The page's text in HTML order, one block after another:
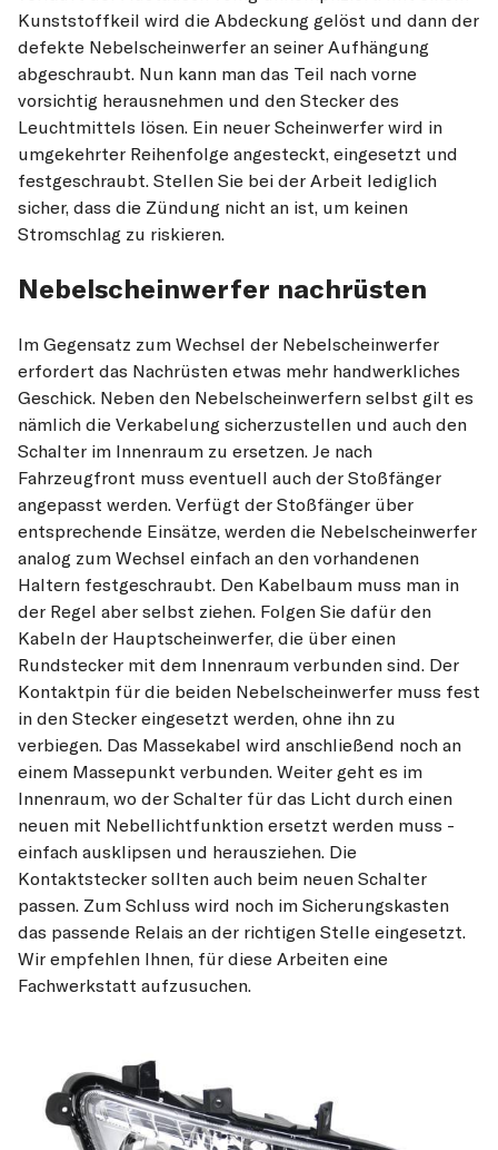
Kunststoffkeil wird die Abdeckung gelöst und dann der
defekte Nebelscheinwerfer an seiner Aufhängung
abgeschraubt. Nun kann man das Teil nach vorne
vorsichtig herausnehmen und den Stecker des
Leuchtmittels lösen. Ein neuer Scheinwerfer wird in
umgekehrter Reihenfolge angesteckt, eingesetzt und
festgeschraubt. Stellen Sie bei der Arbeit lediglich
sicher, dass die Zündung nicht an ist, um keinen
Stromschlag zu riskieren.
Nebelscheinwerfer nachrüsten
Im Gegensatz zum Wechsel der Nebelscheinwerfer
erfordert das Nachrüsten etwas mehr handwerkliches
Geschick. Neben den Nebelscheinwerfern selbst gilt es
nämlich die Verkabelung sicherzustellen und auch den
Schalter im Innenraum zu ersetzen. Je nach
Fahrzeugfront muss eventuell auch der Stoßfänger
angepasst werden. Verfügt der Stoßfänger über
entsprechende Einsätze, werden die Nebelscheinwerfer
analog zum Wechsel einfach an den vorhandenen
Haltern festgeschraubt. Den Kabelbaum muss man in
der Regel aber selbst ziehen. Folgen Sie dafür den
Kabeln der Hauptscheinwerfer, die über einen
Rundstecker mit dem Innenraum verbunden sind. Der
Kontaktpin für die beiden Nebelscheinwerfer muss fest
in den Stecker eingesetzt werden, ohne ihn zu
verbiegen. Das Massekabel wird anschließend noch an
einem Massepunkt verbunden. Weiter geht es im
Innenraum, wo der Schalter für das Licht durch einen
neuen mit Nebellichtfunktion ersetzt werden muss -
einfach ausklipsen und herausziehen. Die
Kontaktstecker sollten auch beim neuen Schalter
passen. Zum Schluss wird noch im Sicherungskasten
das passende Relais an der richtigen Stelle eingesetzt.
Wir empfehlen Ihnen, für diese Arbeiten eine
Fachwerkstatt aufzusuchen.